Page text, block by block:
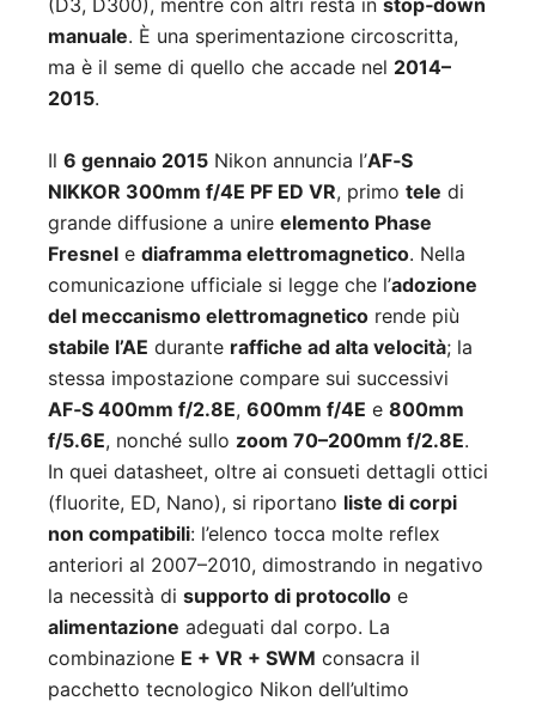
(D3, D300), mentre con altri resta in stop‑down
manuale. È una sperimentazione circoscritta,
ma è il seme di quello che accade nel 2014–
2015.
Il 6 gennaio 2015 Nikon annuncia l’AF‑S
NIKKOR 300mm f/4E PF ED VR, primo tele di
grande diffusione a unire elemento Phase
Fresnel e diaframma elettromagnetico. Nella
comunicazione ufficiale si legge che l’adozione
del meccanismo elettromagnetico rende più
stabile l’AE durante raffiche ad alta velocità; la
stessa impostazione compare sui successivi
AF‑S 400mm f/2.8E, 600mm f/4E e 800mm
f/5.6E, nonché sullo zoom 70–200mm f/2.8E.
In quei datasheet, oltre ai consueti dettagli ottici
(fluorite, ED, Nano), si riportano liste di corpi
non compatibili: l’elenco tocca molte reflex
anteriori al 2007–2010, dimostrando in negativo
la necessità di supporto di protocollo e
alimentazione adeguati dal corpo. La
combinazione E + VR + SWM consacra il
pacchetto tecnologico Nikon dell’ultimo